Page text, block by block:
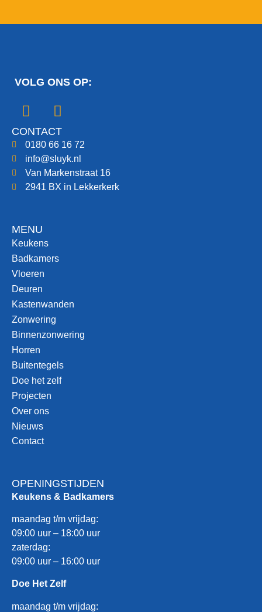
VOLG ONS OP:
CONTACT
0180 66 16 72
info@sluyk.nl
Van Markenstraat 16
2941 BX in Lekkerkerk
MENU
Keukens
Badkamers
Vloeren
Deuren
Kastenwanden
Zonwering
Binnenzonwering
Horren
Buitentegels
Doe het zelf
Projecten
Over ons
Nieuws
Contact
OPENINGSTIJDEN
Keukens & Badkamers
maandag t/m vrijdag:
09:00 uur – 18:00 uur
zaterdag:
09:00 uur – 16:00 uur
Doe Het Zelf
maandag t/m vrijdag: